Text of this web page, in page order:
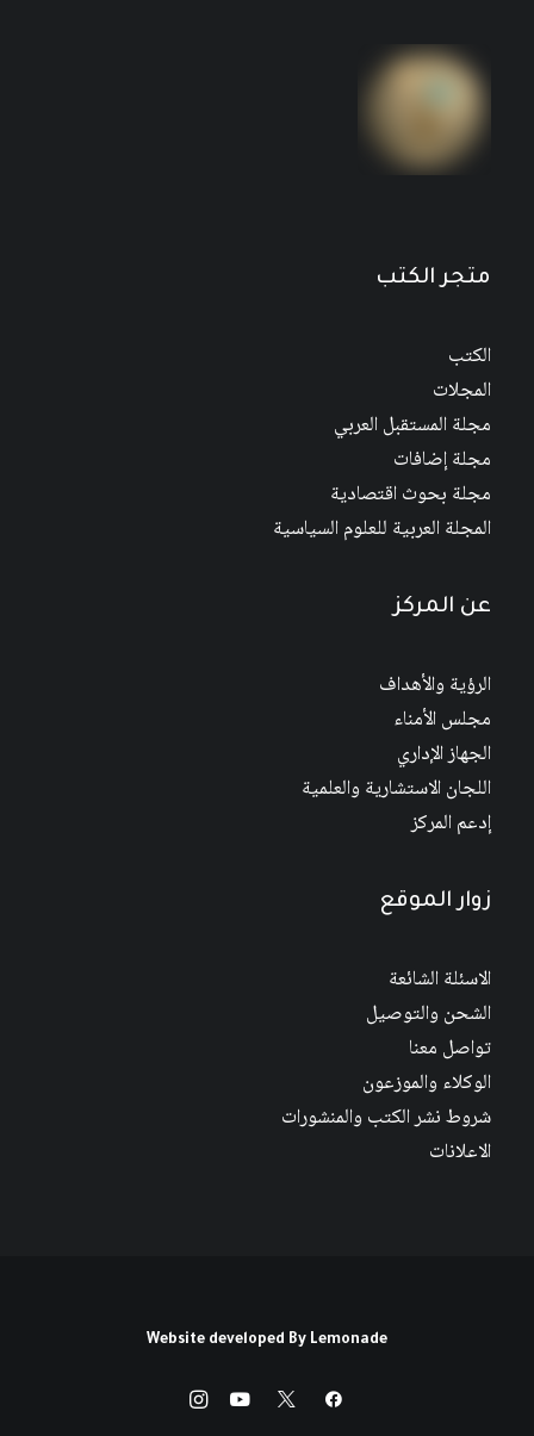
متجر الكتب
الكتب
المجلات
مجلة المستقبل العربي
مجلة إضافات
مجلة بحوث اقتصادية
المجلة العربية للعلوم السياسية
عن المركز
الرؤية والأهداف
مجلس الأمناء
الجهاز الإداري
اللجان الاستشارية والعلمية
إدعم المركز
زوار الموقع
الاسئلة الشائعة
الشحن والتوصيل
تواصل معنا
الوكلاء والموزعون
شروط نشر الكتب والمنشورات
الاعلانات
Website developed By Lemonade